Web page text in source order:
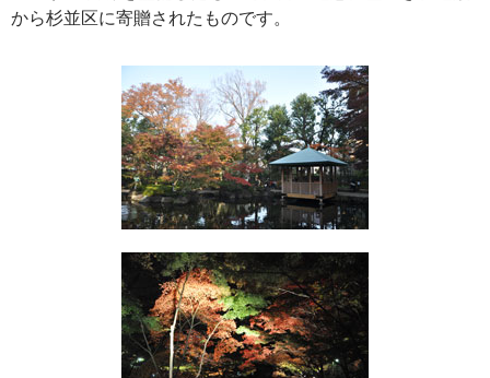
から杉並区に寄贈されたものです。